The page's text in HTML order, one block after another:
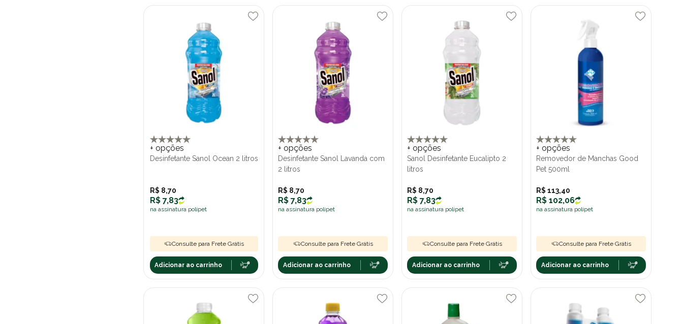
+ opções
Desinfetante Sanol Ocean 2 litros
R$ 8,70
R$ 7,83
na assinatura polipet
Consulte para Frete Grátis
Adicionar ao carrinho
+ opções
Desinfetante Sanol Lavanda com
2 litros
R$ 8,70
R$ 7,83
na assinatura polipet
Consulte para Frete Grátis
Adicionar ao carrinho
+ opções
Sanol Desinfetante Eucalipto 2
litros
R$ 8,70
R$ 7,83
na assinatura polipet
Consulte para Frete Grátis
Adicionar ao carrinho
+ opções
Removedor de Manchas Good
Pet 500ml
R$ 113,40
R$ 102,06
na assinatura polipet
Consulte para Frete Grátis
Adicionar ao carrinho